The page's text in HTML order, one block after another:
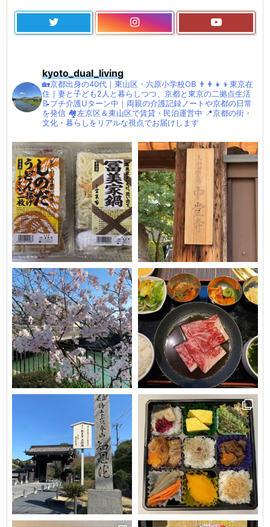
kyoto_dual_living
🏡京都出身の40代｜東山区・六原小学校OB 👨‍👩‍👧‍👦東京在
住｜妻と子ども2人と暮らしつつ、京都と東京の二拠点生活
📝プチ介護Uターン中｜両親の介護記録ノートや京都の日常
を発信 🏘左京区＆東山区で賃貸・民泊運営中 📍京都の街・
文化・暮らしをリアルな視点でお届けします